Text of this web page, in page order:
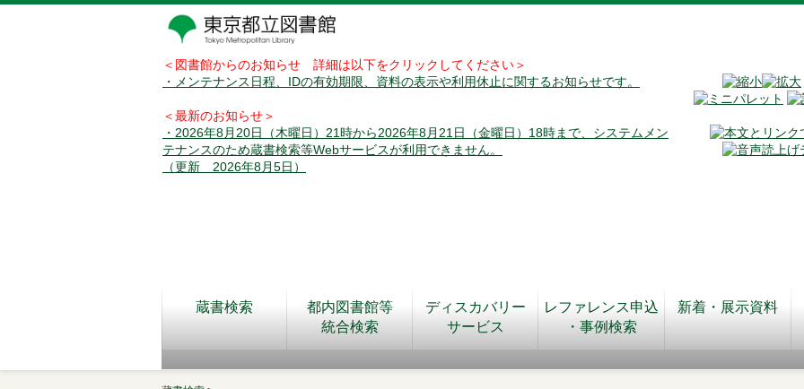
＜図書館からのお知らせ 詳細は以下をクリックしてください＞
・メンテナンス日程、IDの有効期限、資料の表示や利用休止に関するお知らせです。
＜最新のお知らせ＞
・2026年8月20日（木曜日）21時から2026年8月21日（金曜日）18時まで、システムメン
テナンスのため蔵書検索等Webサービスが利用できません。
（更新 2026年8月5日）
蔵書検索
都内図書館等
統合検索
ディスカバリー
サービス
レファレンス申込
・事例検索
新着・展示資料